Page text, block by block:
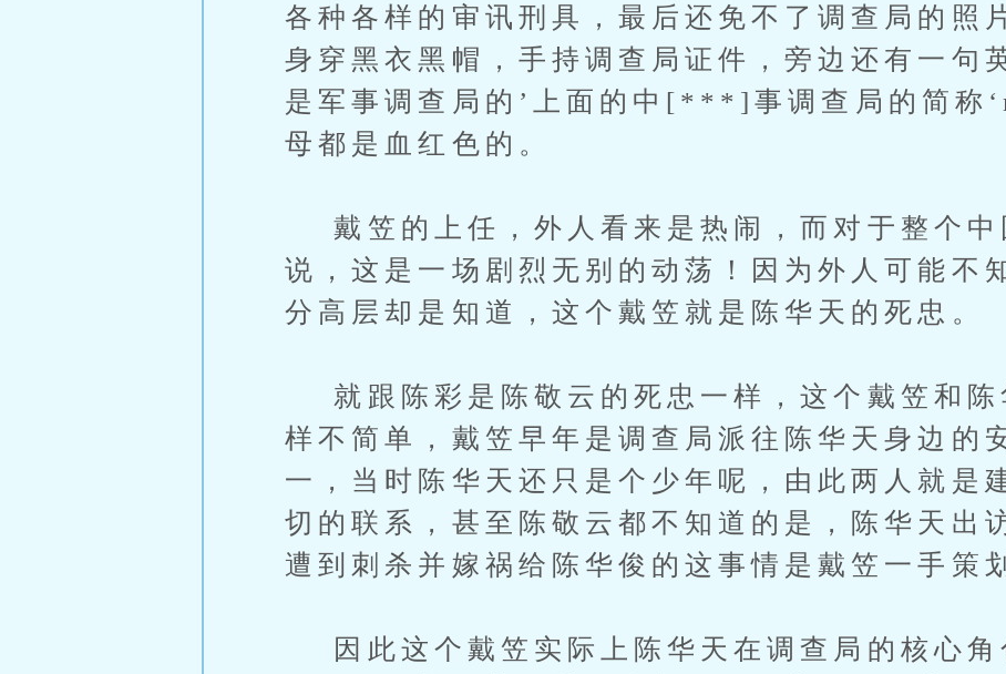
各种各样的审讯刑具，最后还免不了调查局的照
身穿黑衣黑帽，手持调查局证件，旁边还有一句
是军事调查局的’上面的中[***]事调查局的简称
母都是血红色的。
戴笠的上任，外人看来是热闹，而对于整个中
说，这是一场剧烈无别的动荡！因为外人可能不
分高层却是知道，这个戴笠就是陈华天的死忠。
就跟陈彩是陈敬云的死忠一样，这个戴笠和陈
样不简单，戴笠早年是调查局派往陈华天身边的
一，当时陈华天还只是个少年呢，由此两人就是
切的联系，甚至陈敬云都不知道的是，陈华天出
遭到刺杀并嫁祸给陈华俊的这事情是戴笠一手策
因此这个戴笠实际上陈华天在调查局的核心角